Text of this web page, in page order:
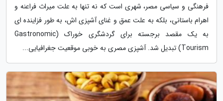
فرهنگی و سیاسی مصر، شهری است که نه تنها به علت میراث فراعنه و
اهرام باستانی، بلکه به علت عمق و غنای آشپزی اش، به طور فزاینده ای
به یک مقصد برجسته برای گردشگری خوراک (Gastronomic
Tourism) تبدیل شد. آشپزی مصری به خوبی موقعیت جغرافیایی...